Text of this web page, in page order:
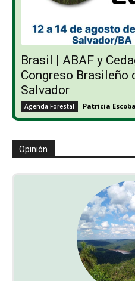
Brasil | ABAF y
Congreso Brasileño
Salvador
Agenda Forestal Patricia
Opinión